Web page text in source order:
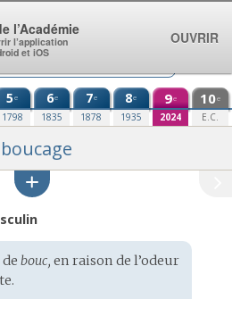
5e
1798
6e
1835
7e
1878
8e
1935
9e
2024
10e
E.C.
boucage
bouc, en raison de l’odeur
l’Académie
l’application
et iOS
OUVRIR